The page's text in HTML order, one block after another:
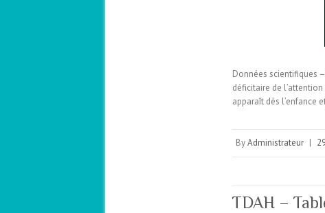
Données scientifiques
déficitaire de
apparaît dès l’enfance
ByAdministrateur |
TDAH –